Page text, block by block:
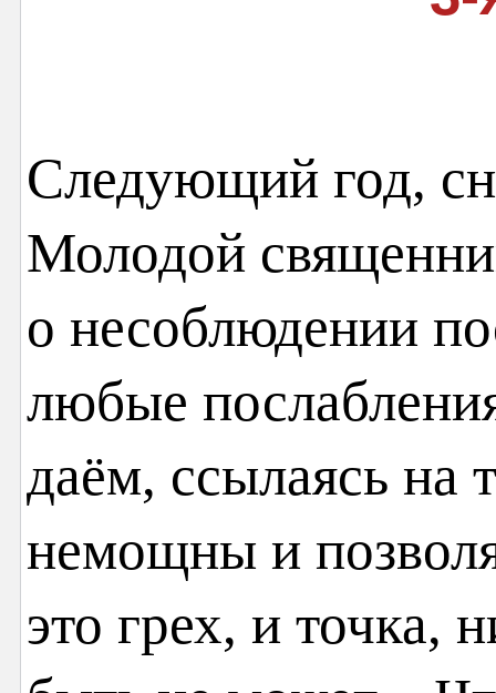
Следующий год,
Молодой
о несоблюдении
любые
даём, ссылаясь на
немощны и
это грех, и точка,